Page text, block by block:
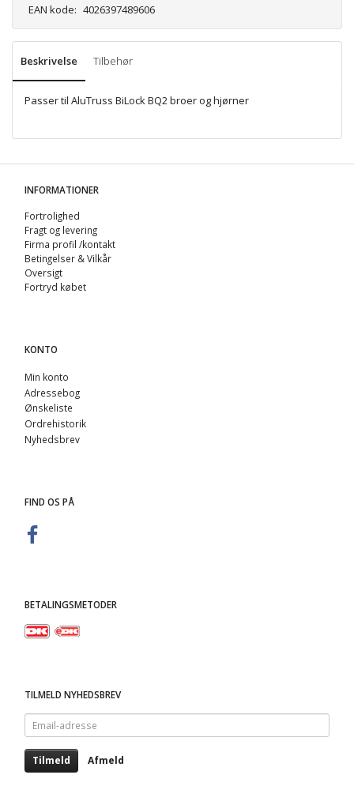
EAN kode: 4026397489606
Beskrivelse Tilbehør
Passer til AluTruss BiLock BQ2 broer og hjørner
INFORMATIONER
Fortrolighed
Fragt og levering
Firma profil /kontakt
Betingelser & Vilkår
Oversigt
Fortryd købet
KONTO
Min konto
Adressebog
Ønskeliste
Ordrehistorik
Nyhedsbrev
FIND OS PÅ
BETALINGSMETODER
TILMELD NYHEDSBREV
Email-
adresse
Tilmeld Afmeld